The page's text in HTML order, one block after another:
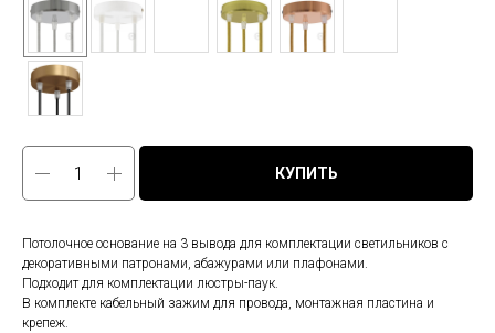
КУПИТЬ
Потолочное основание на 3 вывода для комплектации светильников с
декоративными патронами, абажурами или плафонами.
Подходит для комплектации люстры-паук.
В комплекте кабельный зажим для провода, монтажная пластина и
крепеж.